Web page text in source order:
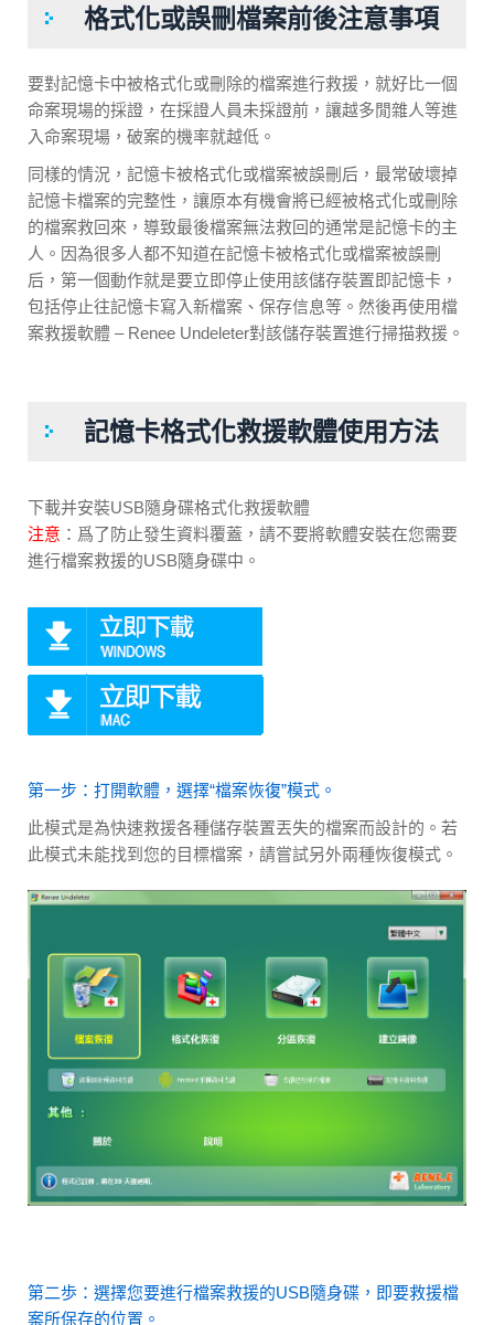
格式化或誤刪檔案前後注意事項
要對記憶卡中被格式化或刪除的檔案進行救援，就好比一個
命案現場的採證，在採證人員未採證前，讓越多閒雜人等進
入命案現場，破案的機率就越低。
同樣的情況，記憶卡被格式化或檔案被誤刪后，最常破壞掉
記憶卡檔案的完整性，讓原本有機會將已經被格式化或刪除
的檔案救回來，導致最後檔案無法救回的通常是記憶卡的主
人。因為很多人都不知道在記憶卡被格式化或檔案被誤刪
后，第一個動作就是要立即停止使用該儲存裝置即記憶卡，
包括停止往記憶卡寫入新檔案、保存信息等。然後再使用檔
案救援軟體 – Renee Undeleter對該儲存裝置進行掃描救援。
記憶卡格式化救援軟體使用方法
下載并安裝USB隨身碟格式化救援軟體
注意 ：爲了防止發生資料覆蓋，請不要將軟體安裝在您需要
進行檔案救援的USB隨身碟中。
第一步：打開軟體，選擇“檔案恢復”模式。
此模式是為快速救援各種儲存裝置丟失的檔案而設計的。若
此模式未能找到您的目標檔案，請嘗試另外兩種恢復模式。
第二歩：選擇您要進行檔案救援的USB隨身碟，即要救援檔
案所保存的位置。